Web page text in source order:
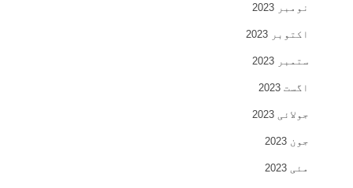
نومبر 2023
اکتوبر 2023
ستمبر 2023
اگست 2023
جولائی 2023
جون 2023
مئی 2023